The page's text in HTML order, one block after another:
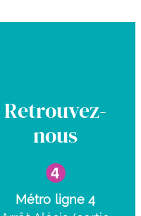
Retrouvez-
nous
Métro ligne 4